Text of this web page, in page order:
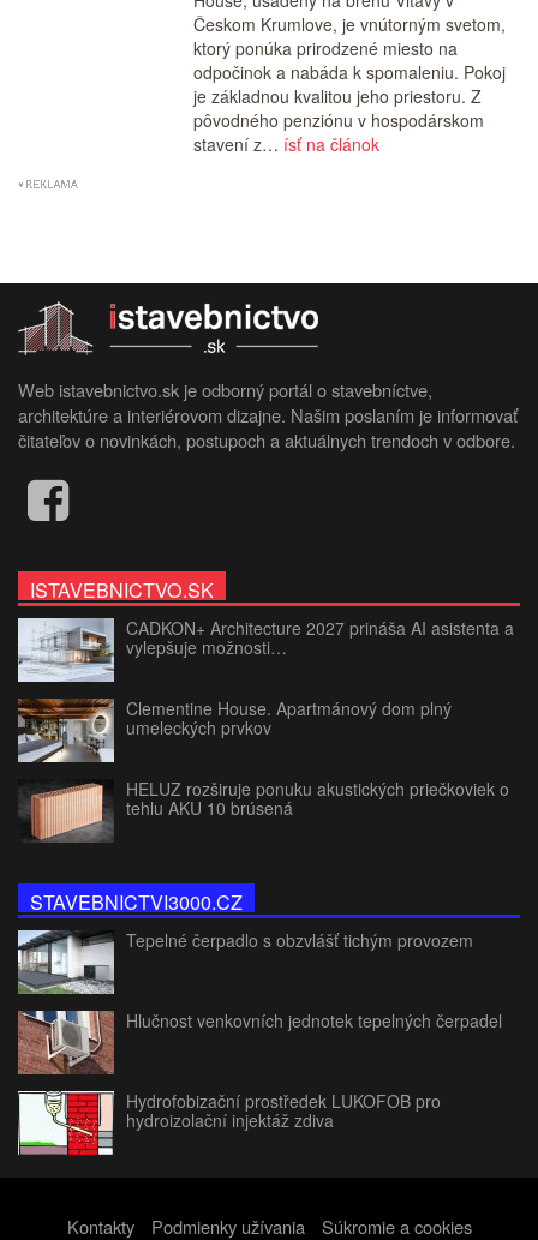
Českom Krumlove, je vnútorným svetom,
ktorý ponúka prirodzené miesto na
odpočinok a nabáda k spomaleniu. Pokoj
je základnou kvalitou jeho priestoru. Z
pôvodného penziónu v hospodárskom
stavení z… ísť na článok
Web istavebnictvo.sk je odborný portál o stavebníctve,
architektúre a interiérovom dizajne. Našim poslaním je informovať
čitateľov o novinkách, postupoch a aktuálnych trendoch v odbore.
ISTAVEBNICTVO.SK
CADKON+ Architecture 2027 prináša AI asistenta a
vylepšuje možnosti…
Clementine House. Apartmánový dom plný
umeleckých prvkov
HELUZ rozširuje ponuku akustických priečkoviek o
tehlu AKU 10 brúsená
STAVEBNICTVI3000.CZ
Tepelné čerpadlo s obzvlášť tichým provozem
Hlučnost venkovních jednotek tepelných čerpadel
Hydrofobizační prostředek LUKOFOB pro
hydroizolační injektáž zdiva
Kontakty Podmienky užívania Súkromie a cookies